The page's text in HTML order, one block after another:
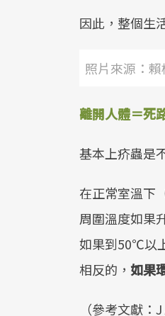
因此，整個生
照片來源：
離開人體＝死
基本上疥蟲是
在正常室溫下
周圍溫度如果
如果到50℃以
相反的， 如果
（參考文獻